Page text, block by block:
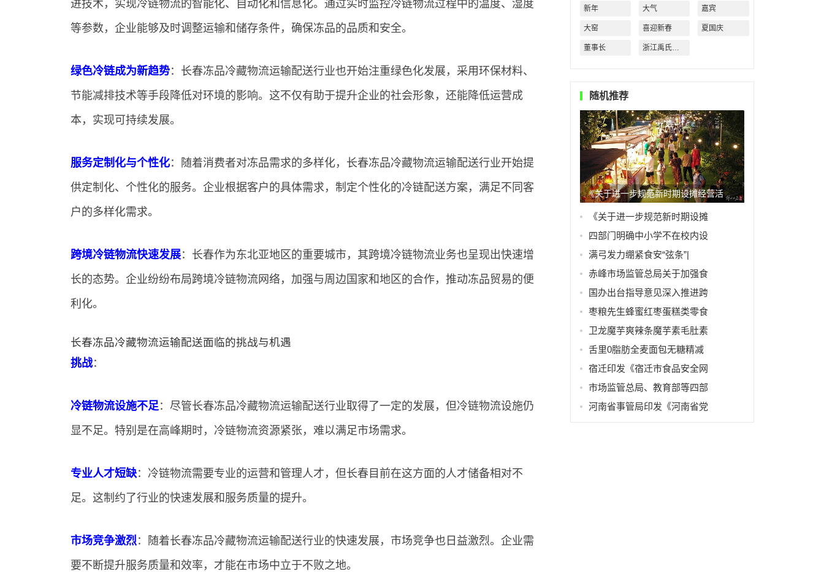
进技术，实现冷链物流的智能化、自动化和信息化。通过实时监控冷链物流过程中的温度、湿度
等参数，企业能够及时调整运输和储存条件，确保冻品的品质和安全。
绿色冷链成为新趋势：长春冻品冷藏物流运输配送行业也开始注重绿色化发展，采用环保材料、
节能减排技术等手段降低对环境的影响。这不仅有助于提升企业的社会形象，还能降低运营成
本，实现可持续发展。
服务定制化与个性化：随着消费者对冻品需求的多样化，长春冻品冷藏物流运输配送行业开始提
供定制化、个性化的服务。企业根据客户的具体需求，制定个性化的冷链配送方案，满足不同客
户的多样化需求。
跨境冷链物流快速发展：长春作为东北亚地区的重要城市，其跨境冷链物流业务也呈现出快速增
长的态势。企业纷纷布局跨境冷链物流网络，加强与周边国家和地区的合作，推动冻品贸易的便
利化。
长春冻品冷藏物流运输配送面临的挑战与机遇
挑战：
冷链物流设施不足：尽管长春冻品冷藏物流运输配送行业取得了一定的发展，但冷链物流设施仍
显不足。特别是在高峰期时，冷链物流资源紧张，难以满足市场需求。
专业人才短缺：冷链物流需要专业的运营和管理人才，但长春目前在这方面的人才储备相对不
足。这制约了行业的快速发展和服务质量的提升。
市场竞争激烈：随着长春冻品冷藏物流运输配送行业的快速发展，市场竞争也日益激烈。企业需
要不断提升服务质量和效率，才能在市场中立于不败之地。
新年 大气 嘉宾
大窑 喜迎新春 夏国庆
董事长 浙江禹氏水业有限公司
随机推荐
《关于进一步规范新时期设摊经营活
《关于进一步规范新时期设摊
四部门明确中小学不在校内设
满弓发力绷紧食安“弦条”|
赤峰市场监管总局关于加强食
国办出台指导意见深入推进跨
枣粮先生蜂蜜红枣蛋糕类零食
卫龙魔芋爽辣条魔芋素毛肚素
舌里0脂肪全麦面包无糖精减
宿迁印发《宿迁市食品安全网
市场监管总局、教育部等四部
河南省事管局印发《河南省党